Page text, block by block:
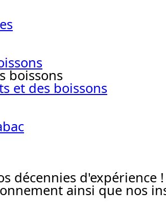
boissons
et des boissons
décennies d'expérience
ainsi que nos